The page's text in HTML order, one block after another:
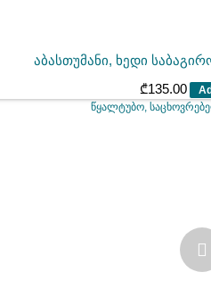
აბასთუმანი, ხედი
₾135.00